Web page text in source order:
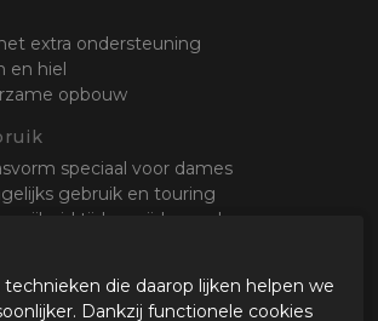
extra ondersteuning
en hiel
opbouw
speciaal voor dames
gebruik en touring
tijdens rijden en lopen
klittenband afdekkingdie daarop lijken helpen we
Dankzij functionele cookies